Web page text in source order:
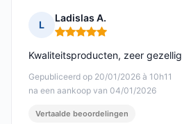
L
Ladislas A.
Opmerking: 5 van 5
Gepubliceerd op 20/01/2026 à 10h11
na een aankoop van 04/01/2026
Kwaliteitsproducten, zeer gezellig
Vertaalde beoordelingen